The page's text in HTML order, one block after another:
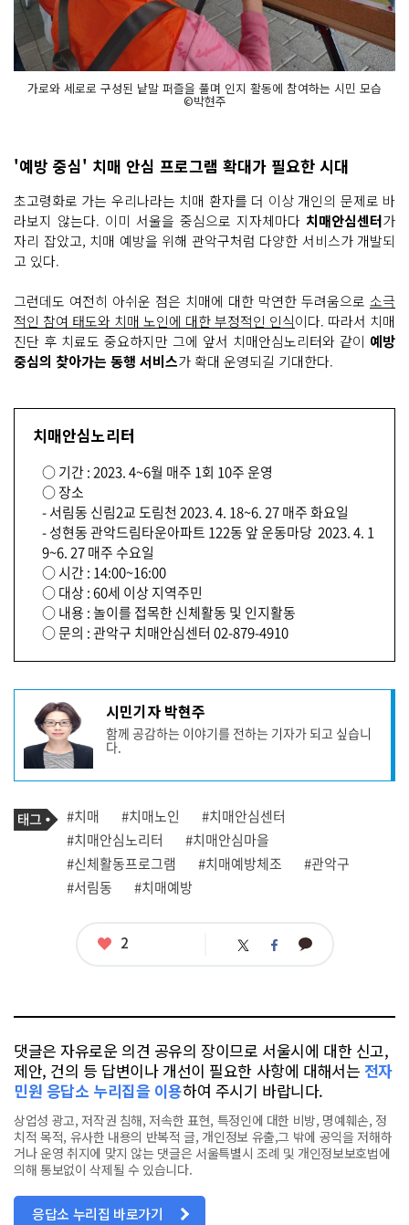
가로와 세로로 구성된 낱말 퍼즐을 풀며 인지 활동에 참여하는 시민 모습
©박현주
'예방 중심' 치매 안심 프로그램 확대가 필요한 시대
초고령화로 가는 우리나라는 치매 환자를 더 이상 개인의 문제로 바
라보지 않는다. 이미 서울을 중심으로 지자체마다 치매안심센터가
자리 잡았고, 치매 예방을 위해 관악구처럼 다양한 서비스가 개발되
고 있다.
그런데도 여전히 아쉬운 점은 치매에 대한 막연한 두려움으로 소극
적인 참여 태도와 치매 노인에 대한 부정적인 인식이다. 따라서 치매
진단 후 치료도 중요하지만 그에 앞서 치매안심노리터와 같이 예방
중심의 찾아가는 동행 서비스가 확대 운영되길 기대한다.
치매안심노리터
○ 기간 : 2023. 4~6월 매주 1회 10주 운영
○ 장소
- 서림동 신림2교 도림천 2023. 4. 18~6. 27 매주 화요일
- 성현동 관악드림타운아파트 122동 앞 운동마당 2023. 4. 1
9~6. 27 매주 수요일
○ 시간 : 14:00~16:00
○ 대상 : 60세 이상 지역주민
○ 내용 : 놀이를 접목한 신체활동 및 인지활동
○ 문의 : 관악구 치매안심센터 02-879-4910
사
성
자
프
필
시민기자 박현주
함께 공감하는 이야기를 전하는 기자가 되고 싶습니
다.
기
사
관
련
태
그
태
그
#치매 #치매노인
#치매안심센터
#치매안심노리터
#치매안심마을
#신체활동프로그램
#치매예방체조
#관악구
#서림동
#치매예방
좋
2 트 페 카
댓글은 자유로운 의견 공유의 장이므로 서울시에 대한 신고,
제안, 건의 등 답변이나 개선이 필요한 사항에 대해서는 전자
민원 응답소 누리집을 이용하여 주시기 바랍니다.
상업성 광고, 저작권 침해, 저속한 표현, 특정인에 대한 비방, 명예훼손, 정
치적 목적, 유사한 내용의 반복적 글, 개인정보 유출,그 밖에 공익을 저해하
거나 운영 취지에 맞지 않는 댓글은 서울특별시 조례 및 개인정보보호법에
의해 통보없이 삭제될 수 있습니다.
응답소 누리집 바로가기